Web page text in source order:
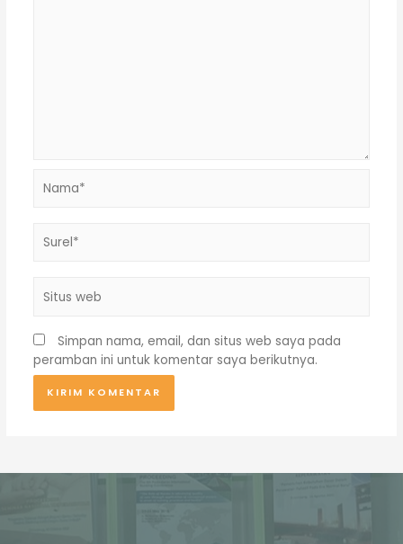
web
Simpan nama, email, dan situs web saya pada
peramban ini untuk komentar saya berikutnya.